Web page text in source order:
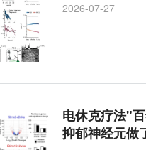
2026-07-27
电休克疗法"
抑郁神经元做